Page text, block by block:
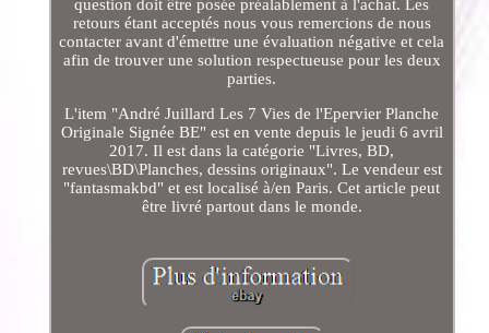
question doit être posée préalablement à l'achat. Les
retours étant acceptés nous vous remercions de nous
contacter avant d'émettre une évaluation négative et cela
afin de trouver une solution respectueuse pour les deux
parties.
L'item "André Juillard Les 7 Vies de l'Epervier Planche
Originale Signée BE" est en vente depuis le jeudi 6 avril
2017. Il est dans la catégorie "Livres, BD,
revues\BD\Planches, dessins originaux". Le vendeur est
"fantasmakbd" et est localisé à/en Paris. Cet article peut
être livré partout dans le monde.